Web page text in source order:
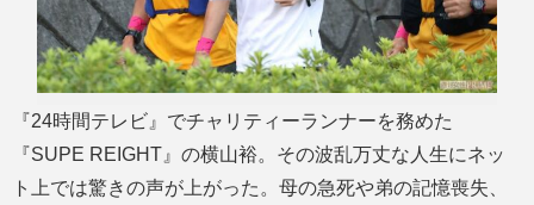
『24時間テレビ』でチャリティーランナーを務めた
『SUPE REIGHT』の横山裕。その波乱万丈な人生にネッ
ト上では驚きの声が上がった。母の急死や弟の記憶喪失、